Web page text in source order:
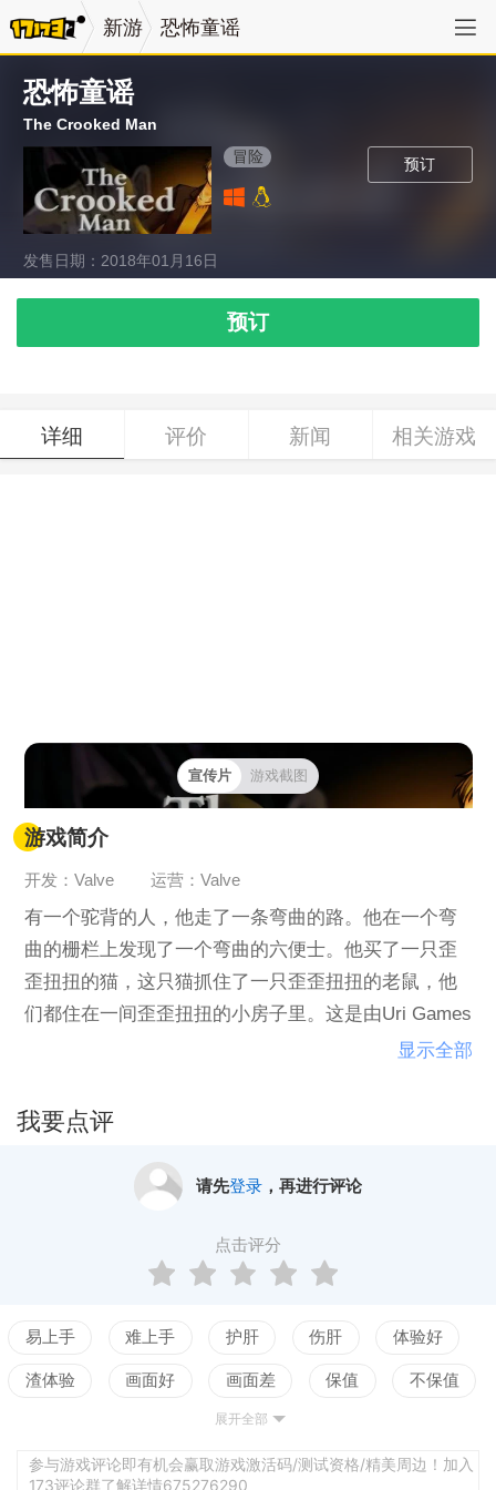
新游 恐怖童谣
恐怖童谣
The Crooked Man
预订
冒险
发售日期：2018年01月16日
预订
详细 评价 新闻 相关游戏
宣传片 游戏截图
游戏简介
开发：Valve 运营：Valve
有一个驼背的人，他走了一条弯曲的路。他在一个弯
曲的栅栏上发现了一个弯曲的六便士。他买了一只歪
歪扭扭的猫，这只猫抓住了一只歪歪扭扭的老鼠，他
们都住在一间歪歪扭扭的小房子里。这是由Uri Games
开发的“陌生男人”系列的第一个标题。当大卫搬进他的
的Steam版本，已经添加了成果和多语言本地化。第二
《Boogie Man》和《被绞死的人》，也将在不久的将
来发布。以探索和动作元素为特征的二维恐怖冒险故
事，包含了各种各样的暴力情节。
显示全部
我要点评
请先登录，再进行评论
点击评分
易上手 难上手 护肝 伤肝 体验好
渣体验 画面好 画面差 保值 不保值
测试
展开全部
参与游戏评论即有机会赢取游戏激活码/测试资格/精美周边！加入
173评论群了解详情675276290